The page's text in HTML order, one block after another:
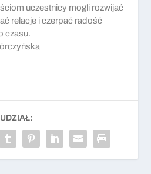
uczestnicy mogli rozwijać
relacje i czerpać radość
czasu.
UDZIAŁ: